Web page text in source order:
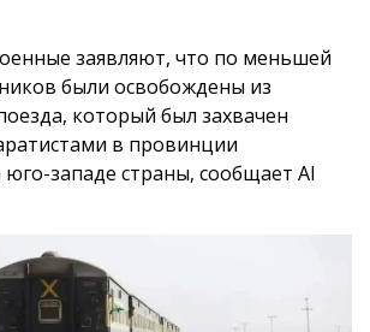
заявляют, что по меньшей
были освобождены из
который был захвачен
в провинции
юго-западе страны, сообщает Al